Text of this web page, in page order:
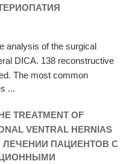
analysis of the surgical
DICA. 138 reconstructive
The most common
...
TREATMENT OF
VENTRAL HERNIAS
ПАЦИЕНТОВ С